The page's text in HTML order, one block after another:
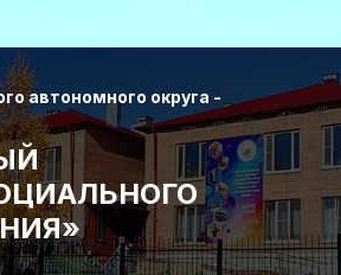
автономного округа -